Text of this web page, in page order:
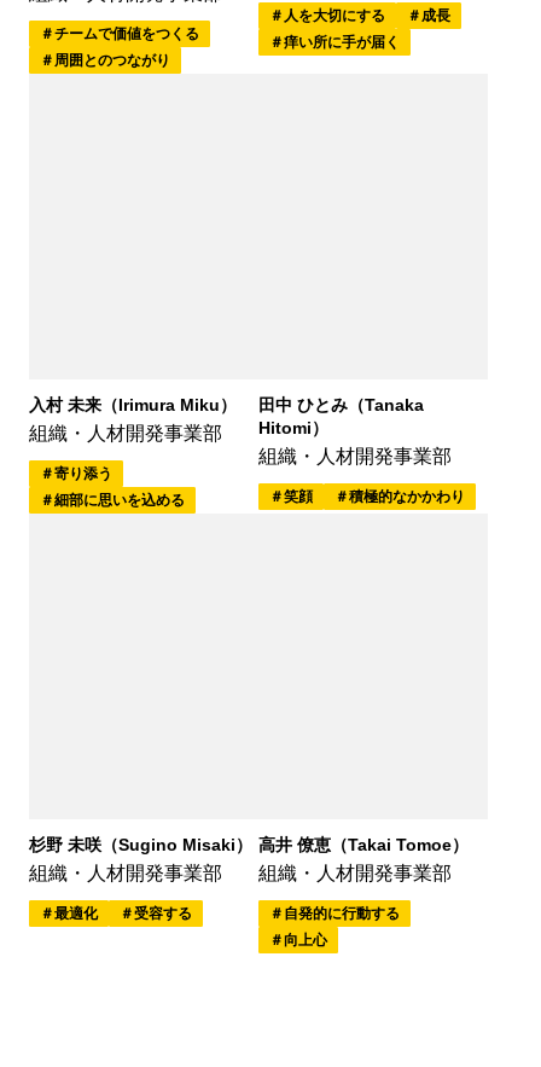
チームで価値をつくる
周囲とのつながり
人を大切にする
成長
痒い所に手が届く
入村 未来（Irimura Miku）
組織・人材開発事業部
寄り添う
細部に思いを込める
田中 ひとみ（Tanaka
Hitomi）
組織・人材開発事業部
笑顔 積極的なかかわり
杉野 未咲（Sugino Misaki）
組織・人材開発事業部
最適化 受容する
高井 僚恵（Takai Tomoe）
組織・人材開発事業部
自発的に行動する
向上心